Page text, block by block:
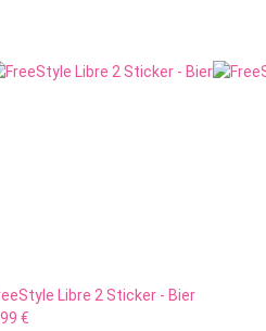
Libre 2 Sticker - Bier
€